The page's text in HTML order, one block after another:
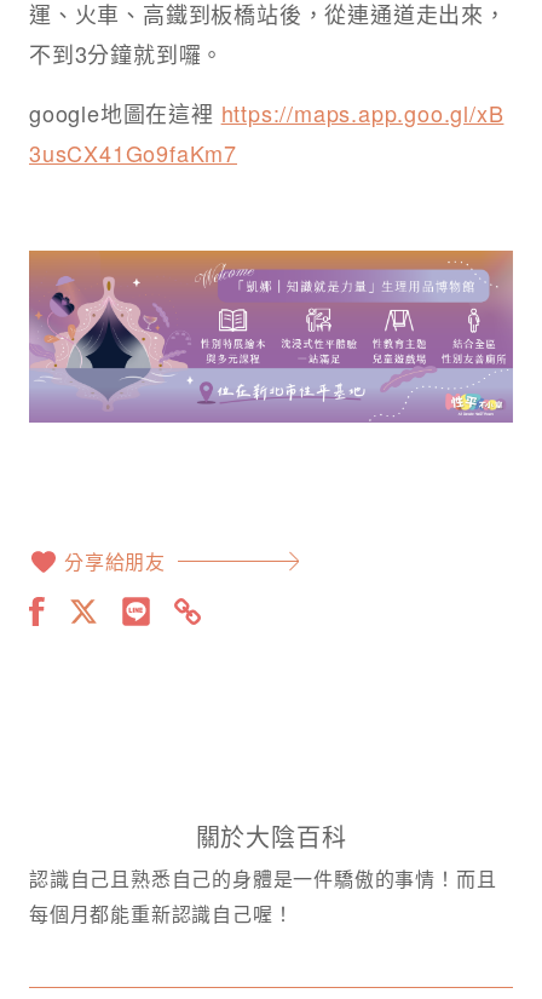
運、火車、高鐵到板橋站後，從連通道走出來，
不到3分鐘就到囉。
google地圖在這裡 https://maps.app.goo.gl/xB
3usCX41Go9faKm7
分享給朋友
關於大陰百科
認識自己且熟悉自己的身體是一件驕傲的事情！而且
每個月都能重新認識自己喔！